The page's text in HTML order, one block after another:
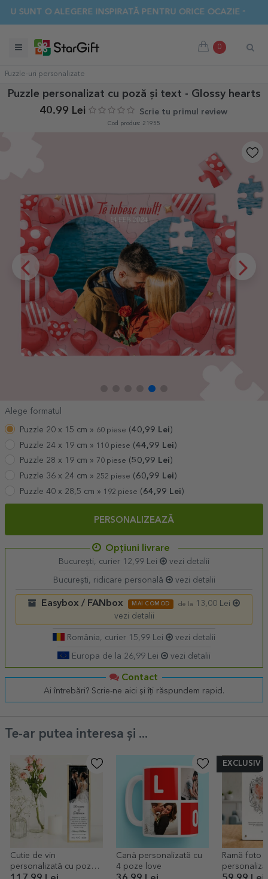
O ALEGERE INSPIRATĂ PENTRU ORICE OCAZIE 👈
0
Puzzle-uri personalizate
Puzzle personalizat cu poză și text - Glossy hearts
40.99 Lei
Scrie tu primul review
Cod produs: 21955
Alege formatul
Puzzle 20 x 15 cm » 60 piese (40,99 Lei )
Puzzle 24 x 19 cm » 110 piese (44,99 Lei)
Puzzle 28 x 19 cm » 70 piese (50,99 Lei )
Puzzle 36 x 24 cm » 252 piese ( 60,99 Lei )
Puzzle 40 x 28,5 cm » 192 piese (64,99 Lei)
PERSONALIZEAZĂ
Opțiuni livrare
București, curier 12,99 Lei vezi detalii
București, ridicare personală vezi detalii
Easybox / FANbox MAI COMOD de la
13,00 Lei
vezi detalii
România, curier 15,99 Lei vezi detalii
Europa de la 26,99 Lei vezi detalii
Contact
Ai întrebări? Scrie-ne aici și îți răspundem rapid.
Te-ar putea interesa și ...
Cutie de vin
personalizată cu poză
și text - Aniversare
Cană personalizată cu
4 poze love
EXCLUSIV
Ramă foto
poză și text